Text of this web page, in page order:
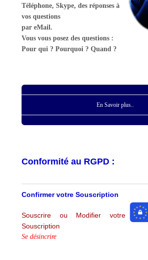
Téléphone, Skype, des réponses à
vos questions
par eMail.
Vous vous posez des questions :
Pour qui ? Pourquoi ? Quand ?
En Savoir plus..
Conformité au RGPD :
Confirmer votre Souscription
Souscrire ou Modifier votre
Souscription
Se désincrire